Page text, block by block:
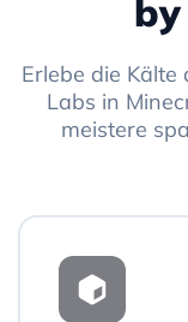
Erlebe die
Labs in
meistere